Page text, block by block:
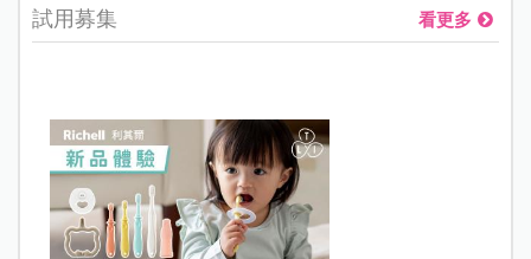
試用募集 看更多